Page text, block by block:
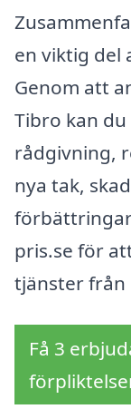
en viktig del
Genom att
Tibro kan
rådgivning,
nya tak,
pris.se för
tjänster från
Få 3